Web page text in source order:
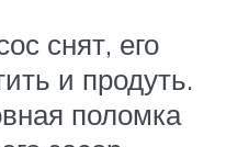
снят, его
и продуть.
поломка